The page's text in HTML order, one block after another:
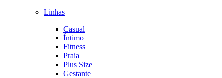
Linhas
Casual
Íntimo
Fitness
Praia
Plus Size
Gestante